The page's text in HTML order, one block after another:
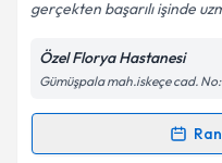
Kişisel
Metni'ni okudum
kapsamda
gerçekten başarılı işinde
Özel Florya Hastanesi
Gümüşpala mah.iskeçe cad.
Randevu